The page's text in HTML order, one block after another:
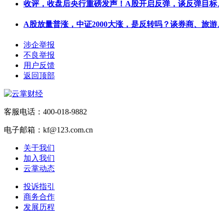
收评，收盘后央行重磅发声！A股开启反弹，谈反弹目
A股放量普涨，中证2000大涨，是反转吗？谈券商、旅游
涉企举报
不良举报
用户反馈
返回顶部
客服电话：400-018-9882
电子邮箱：kf@123.com.cn
关于我们
加入我们
云掌动态
投诉指引
商务合作
发展历程